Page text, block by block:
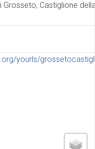
Grosseto, Castiglione
yourls/